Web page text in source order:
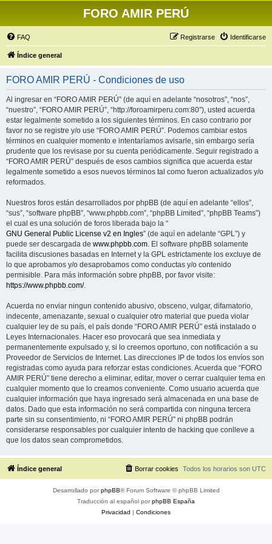
FORO AMIR PERÚ
FAQ Identificarse
Registrarse
Índice general
FORO AMIR PERÚ - Condiciones de uso
Al ingresar en “FORO AMIR PERÚ” (de aquí en adelante “nosotros”, “nos”,
“nuestro”, “FORO AMIR PERÚ”, “http://foroamirperu.com:80”), usted acuerda
estar legalmente sometido a los siguientes términos. En caso contrario por
favor no se registre y/o use “FORO AMIR PERÚ”. Podemos cambiar estos
términos en cualquier momento e intentaríamos avisarle, sin embargo sería
prudente que los revisase por su cuenta periódicamente. Seguir registrado a
“FORO AMIR PERÚ” después de esos cambios significa que acuerda estar
legalmente sometido a esos nuevos términos tal como fueron actualizados y/o
reformados.
Nuestros foros están desarrollados por phpBB (de aquí en adelante “ellos”,
“sus”, “software phpBB”, “www.phpbb.com”, “phpBB Limited”, “phpBB Teams”)
el cual es una solución de foros liberada bajo la “
GNU General Public License v2 en Ingles” (de aquí en adelante “GPL”) y
puede ser descargada de www.phpbb.com. El software phpBB solamente
facilita discusiones basadas en Internet y la GPL estrictamente los excluye de
lo que aprobamos y/o desaprobamos como conductas y/o contenido
permisible. Para más información sobre phpBB, por favor visite:
https://www.phpbb.com/.
Acuerda no enviar ningun contenido abusivo, obsceno, vulgar, difamatorio,
indecente, amenazante, sexual o cualquier otro material que pueda violar
cualquier ley de su país, el país donde “FORO AMIR PERÚ” está instalado o
Leyes Internacionales. Hacer eso provocará que sea inmediata y
permanentemente expulsado y, si lo creemos oportuno, con notificación a su
Proveedor de Servicios de Internet. Las direcciones IP de todos los envíos son
registradas como ayuda para reforzar estas condiciones. Acuerda que “FORO
AMIR PERÚ” tiene derecho a eliminar, editar, mover o cerrar cualquier tema en
cualquier momento que lo creamos conveniente. Como usuario acuerda que
cualquier información que haya ingresado será almacenada en una base de
datos. Dado que esta información no será compartida con ninguna tercera
parte sin su consentimiento, ni “FORO AMIR PERÚ” ni phpBB podrán
considerarse responsables por cualquier intento de hacking que conlleve a
que los datos sean comprometidos.
Índice general Todos los horarios son UTC
Borrar cookies
Desarrollado porphpBB® Forum Software © phpBB Limited
Traducción al español porphpBB España
Privacidad | Condiciones